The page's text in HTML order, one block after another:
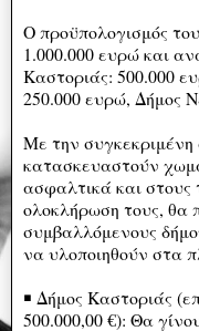
Ο προϋπολογισμός
1.000.000 ευρώ και
Καστοριάς: 500.000
250.000 ευρώ, Δήμος
Με την
κατασκευαστούν
ασφαλτικά και στους
ολοκλήρωση τους, θα
συμβαλλόμενους
να υλοποιηθούν στα
￭ Δήμος Καστοριάς
500.000,00 €): Θα